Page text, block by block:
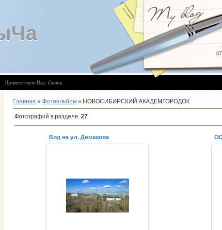
Приветствую Вас Гость
Главная » Фотоальбом » НОВОСИБИРСКИЙ АКАДЕМГОРОДОК
Фотографий в разделе: 27
Вид на ул. Демакова
03.01.2008
ТимыЧ